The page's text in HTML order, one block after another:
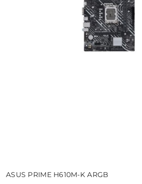
ASUS PRIME H610M-K ARGB